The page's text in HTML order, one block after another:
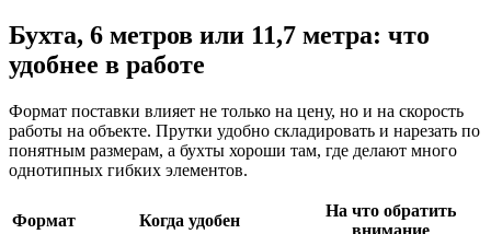
Бухта, 6 метров или 11,7 метра: что
удобнее в работе
Формат поставки влияет не только на цену, но и на скорость
работы на объекте. Прутки удобно складировать и нарезать по
понятным размерам, а бухты хороши там, где делают много
однотипных гибких элементов.
Формат Когда удобен
На что обратить
внимание